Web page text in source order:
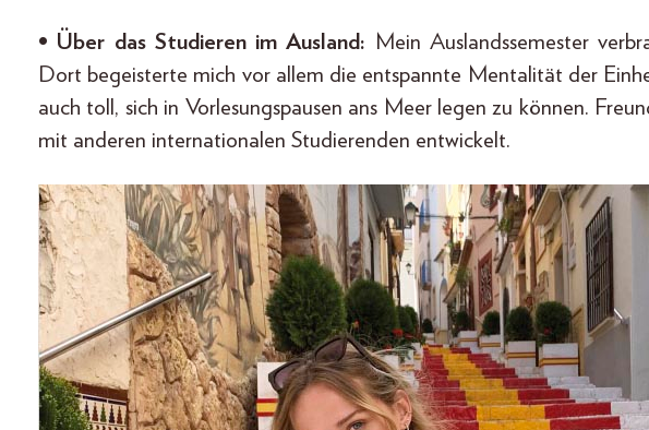
• Über das Studieren im Ausland:
Mein Auslandssemester
Dort begeisterte mich vor allem die entspannte Mentalität der
auch toll, sich in Vorlesungspausen ans Meer legen zu können.
mit anderen internationalen Studierenden entwickelt.